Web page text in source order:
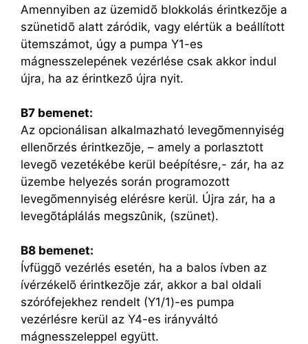
Amennyiben az üzemidõ blokkolás érintkezõje a
szünetidõ alatt záródik, vagy elértük a beállított
ütemszámot, úgy a pumpa Y1-es
mágnesszelepének vezérlése csak akkor indul
újra, ha az érintkezõ újra nyit.
B7 bemenet:
Az opcionálisan alkalmazható levegõmennyiség
ellenõrzés érintkezõje, – amely a porlasztott
levegõ vezetékébe kerül beépítésre,- zár, ha az
üzembe helyezés során programozott
levegõmennyiség elérésre kerül. Újra zár, ha a
levegõtáplálás megszûnik, (szünet).
B8 bemenet:
Ívfüggõ vezérlés esetén, ha a balos ívben az
ívérzékelõ érintkezõje zár, akkor a bal oldali
szórófejekhez rendelt (Y1/1)-es pumpa
vezérlésre kerül az Y4-es irányváltó
mágnesszeleppel együtt.